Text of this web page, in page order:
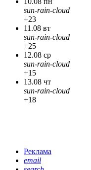
sun-rain-cloud
+23
11.08 вт
sun-rain-cloud
+25
12.08 ср
sun-rain-cloud
+15
13.08 чт
sun-rain-cloud
+18
Реклама
email